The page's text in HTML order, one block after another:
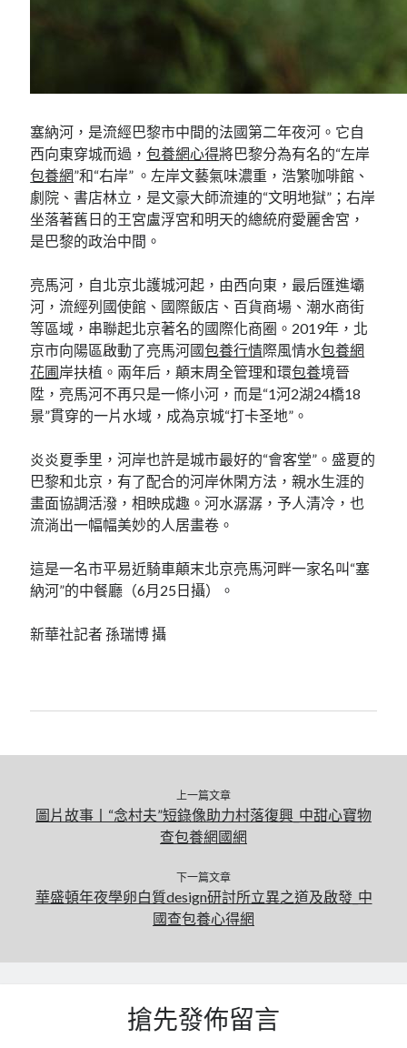
塞納河，是流經巴黎市中間的法國第二年夜河。它自
西向東穿城而過，包養網心得將巴黎分為有名的“左岸
包養網”和“右岸” 。左岸文藝氣味濃重，浩繁咖啡館、
劇院、書店林立，是文豪大師流連的“文明地獄”；右岸
坐落著舊日的王宮盧浮宮和明天的總統府愛麗舍宮，
是巴黎的政治中間。
亮馬河，自北京北護城河起，由西向東，最后匯進壩
河，流經列國使館、國際飯店、百貨商場、潮水商街
等區域，串聯起北京著名的國際化商圈。2019年，北
京市向陽區啟動了亮馬河國包養行情際風情水包養網
花圃岸扶植。兩年后，顛末周全管理和環包養境晉
陞，亮馬河不再只是一條小河，而是“1河2湖24橋18
景”貫穿的一片水域，成為京城“打卡圣地”。
炎炎夏季里，河岸也許是城市最好的“會客堂”。盛夏的
巴黎和北京，有了配合的河岸休閑方法，親水生涯的
畫面協調活潑，相映成趣。河水潺潺，予人清冷，也
流淌出一幅幅美妙的人居畫卷。
這是一名市平易近騎車顛末北京亮馬河畔一家名叫“塞
納河”的中餐廳（6月25日攝）。
新華社記者 孫瑞博 攝
上一篇文章
圖片故事丨“念村夫”短錄像助力村落復興_中甜心寶物
查包養網國網
下一篇文章
華盛頓年夜學卵白質design研討所立異之道及啟發_中
國查包養心得網
搶先發佈留言